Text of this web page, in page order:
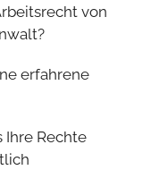
von
erfahrene
Ihre Rechte